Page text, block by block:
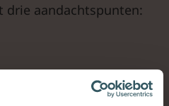
drie aandachtspunten:
extra hangen aan de
tegen Petrus. Hij